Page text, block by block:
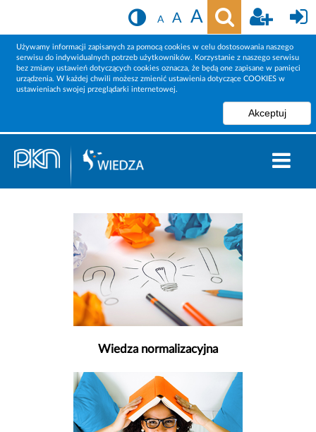
A
A
A
Używamy informacji zapisanych za pomocą cookies w celu dostosowania naszego
serwisu do indywidualnych potrzeb użytkowników. Korzystanie z naszego serwisu
bez zmiany ustawień dotyczących cookies oznacza, że będą one zapisane w pamięci
urządzenia. W każdej chwili możesz zmienić ustawienia dotyczące COOKIES w
ustawieniach swojej przeglądarki internetowej.
Wiedza normalizacyjna